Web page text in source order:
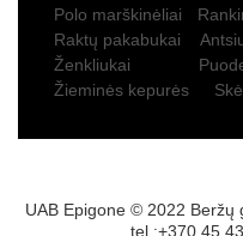
Polo marškinėliai
Raktų pakabukai
Ženkliukai
Žieminės kepurės
UAB Epigone © 2022 Beržų
tel.:+370 45